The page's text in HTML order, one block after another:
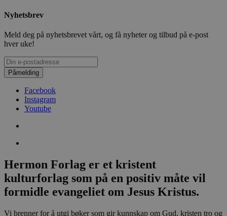
Nyhetsbrev
Meld deg på nyhetsbrevet vårt, og få nyheter og tilbud på e-post
hver uke!
Påmelding
Facebook
Instagram
Youtube
Hermon Forlag er et kristent
kulturforlag som på en positiv måte vil
formidle evangeliet om Jesus Kristus.
Vi brenner for å utgi bøker som gir kunnskap om Gud, kristen tro og